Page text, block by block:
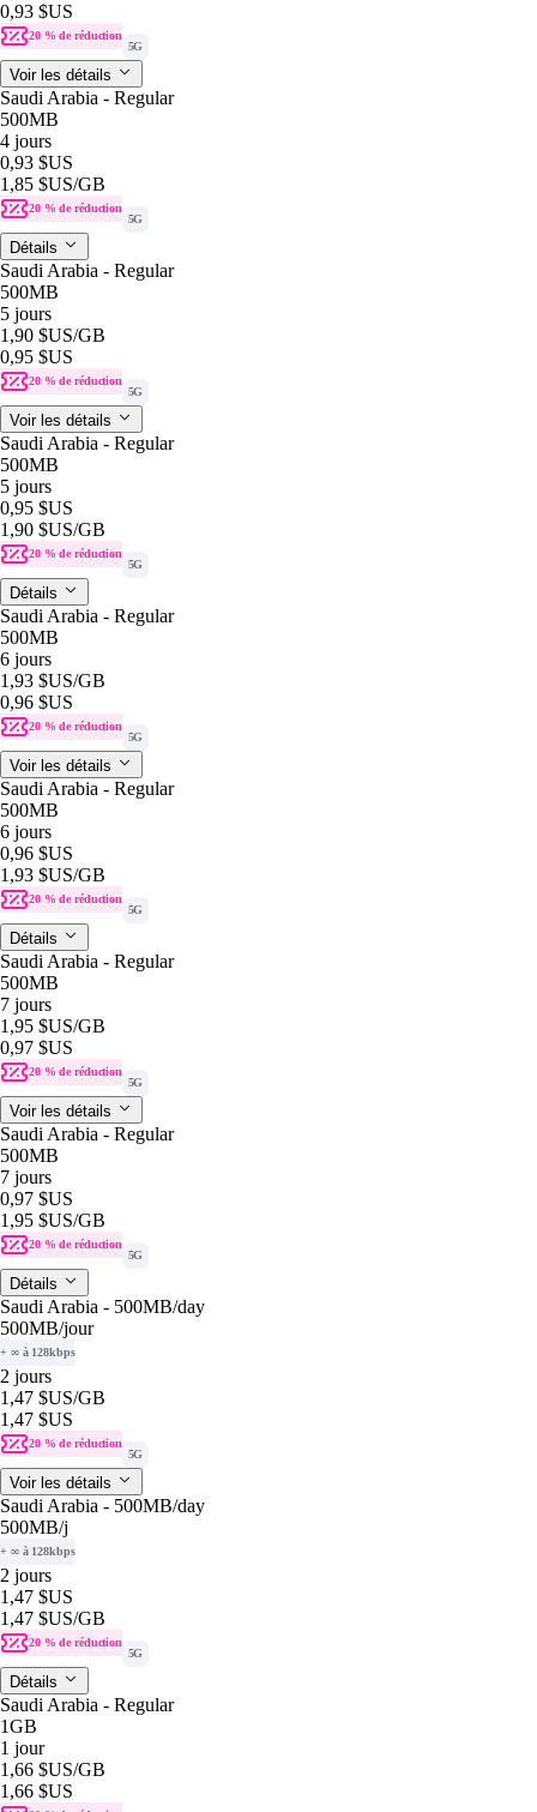
0,93 $US
20 % de réduction
5G
Voir les détails
Saudi Arabia - Regular
500MB
4 jours
0,93 $US
1,85 $US/GB
20 % de réduction
5G
Détails
Saudi Arabia - Regular
500MB
5 jours
1,90 $US/GB
0,95 $US
20 % de réduction
5G
Voir les détails
Saudi Arabia - Regular
500MB
5 jours
0,95 $US
1,90 $US/GB
20 % de réduction
5G
Détails
Saudi Arabia - Regular
500MB
6 jours
1,93 $US/GB
0,96 $US
20 % de réduction
5G
Voir les détails
Saudi Arabia - Regular
500MB
6 jours
0,96 $US
1,93 $US/GB
20 % de réduction
5G
Détails
Saudi Arabia - Regular
500MB
7 jours
1,95 $US/GB
0,97 $US
20 % de réduction
5G
Voir les détails
Saudi Arabia - Regular
500MB
7 jours
0,97 $US
1,95 $US/GB
20 % de réduction
5G
Détails
Saudi Arabia - 500MB/day
500MB/jour
+ ∞ à 128kbps
2 jours
1,47 $US/GB
1,47 $US
20 % de réduction
5G
Voir les détails
Saudi Arabia - 500MB/day
500MB/j
+ ∞ à 128kbps
2 jours
1,47 $US
1,47 $US/GB
20 % de réduction
5G
Détails
Saudi Arabia - Regular
1GB
1 jour
1,66 $US/GB
1,66 $US